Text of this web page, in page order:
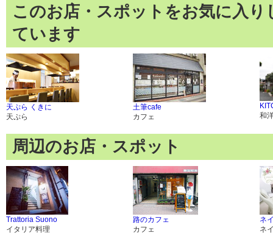
このお店・スポットをお気に入
ています
天ぷら くきに
天ぷら
土筆cafe
カフェ
和
周辺のお店・スポット
Trattoria Suono
イタリア料理
路のカフェ
カフェ
ネ
ネ